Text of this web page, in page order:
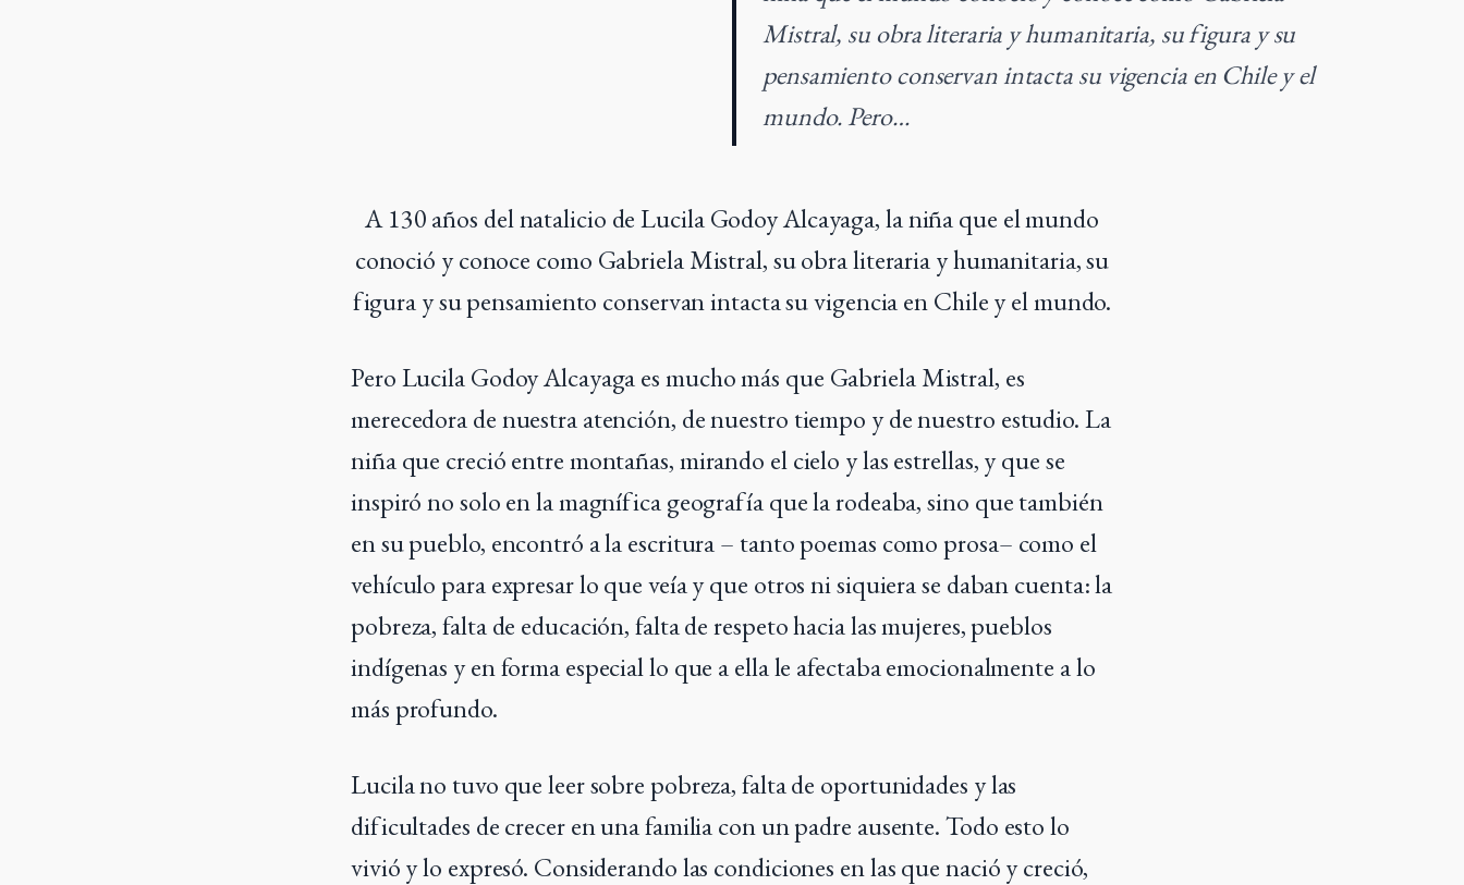
Mistral, su obra literaria y humanitaria, su figura y su
pensamiento conservan intacta su vigencia en Chile y el
mundo. Pero…
A 130 años del natalicio de Lucila Godoy Alcayaga, la niña que el mundo
conoció y conoce como Gabriela Mistral, su obra literaria y humanitaria, su
figura y su pensamiento conservan intacta su vigencia en Chile y el mundo.
Pero Lucila Godoy Alcayaga es mucho más que Gabriela Mistral, es
merecedora de nuestra atención, de nuestro tiempo y de nuestro estudio. La
niña que creció entre montañas, mirando el cielo y las estrellas, y que se
inspiró no solo en la magnífica geografía que la rodeaba, sino que también
en su pueblo, encontró a la escritura – tanto poemas como prosa– como el
vehículo para expresar lo que veía y que otros ni siquiera se daban cuenta: la
pobreza, falta de educación, falta de respeto hacia las mujeres, pueblos
indígenas y en forma especial lo que a ella le afectaba emocionalmente a lo
más profundo.
Lucila no tuvo que leer sobre pobreza, falta de oportunidades y las
dificultades de crecer en una familia con un padre ausente. Todo esto lo
vivió y lo expresó. Considerando las condiciones en las que nació y creció,